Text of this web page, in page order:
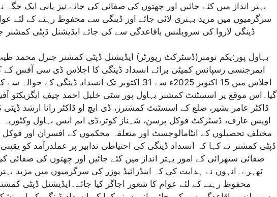
بہتر انداز میں کئے جائیں اور چھتوں کی صفائی کی جائے نیز پانی ایک جگہ
سرگرمیوں میں مزید بہتری لائی جائے اور ڈینگی سے محفوظ رہنے کے لئے
ڈینگی لاروا کی سرویلنس باقاعدگی سے کی جائے ایڈیشنل ڈپٹی
بہاول پور:یکم نومبر(ڈسٹرکٹ رپورٹر) ایڈیشنل ڈپٹی کمشنر جنرل
ایمرجنسی رسپانس کمیٹی برائے انسداد ڈینگی کا اجلاس ڈی سی آفس کے
اجلاس میں 15 اکتوبر 2025ء سے 31 اکتوبر تک انسداد ڈینگی
گیا۔اس موقع پر اسسٹنٹ کمشنر بہاول پور سٹی خلیل احمد چیف ایگزیکٹو
ڈاکٹر عامر بشیر، ضلع کے اسسٹنٹ کمشنرز، ڈی ایچ او ڈاکٹر رانا ارشد ڈپٹی
اویس عارف، ڈسٹرکٹ فوکل پرسن، شہناز کوثر،ڈی ایم ایس بہاول وکٹوریہ
مختلف تحصیلوں کے انٹامالوجسٹ اور متعلقہ محکموں کے افسران اور
ڈپٹی کمشنر نے کہا کہ انسداد ڈینگی کی احتیاطی تدابیر پر عملدرآمد کو یقینی
صفائی ستھرائی کے امور بہتر انداز میں کئے جائیں اور چھتوں کی صفائی
ٹھہرے۔انہوں نے ہدایت کی کہ اینڈرائیڈ یوزر کی سرگرمیوں میں مزید
محفوظ رہنے کے لئے عوام کا شعور اجاگر کیا جائے۔ایڈیشنل ڈپٹی